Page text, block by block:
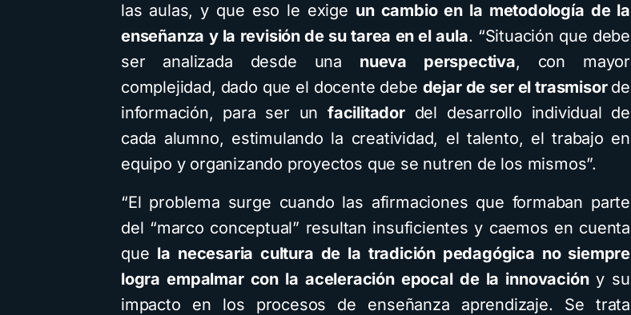
las aulas, y que eso le exige un cambio en la metodología de la
enseñanza y la revisión de su tarea en el aula. “Situación que debe
ser analizada desde una nueva perspectiva, con mayor
complejidad, dado que el docente debe dejar de ser el trasmisor de
información, para ser un facilitadordel desarrollo individual de
cada alumno, estimulando la creatividad, el talento, el trabajo en
equipo y organizando proyectos que se nutren de los mismos”.
“El problema surge cuando las afirmaciones que formaban parte
del “marco conceptual” resultan insuficientes y caemos en cuenta
que la necesaria cultura de la tradición pedagógica no siempre
logra empalmar con la aceleración epocal de la innovacióny su
impacto en los procesos de enseñanza aprendizaje. Se trata